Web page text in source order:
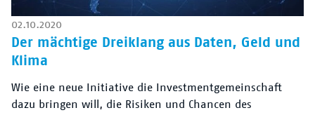
02.10.2020
Der mächtige Dreiklang aus Daten, Geld und
Klima
Wie eine neue Initiative die Investmentgemeinschaft
dazu bringen will, die Risiken und Chancen des